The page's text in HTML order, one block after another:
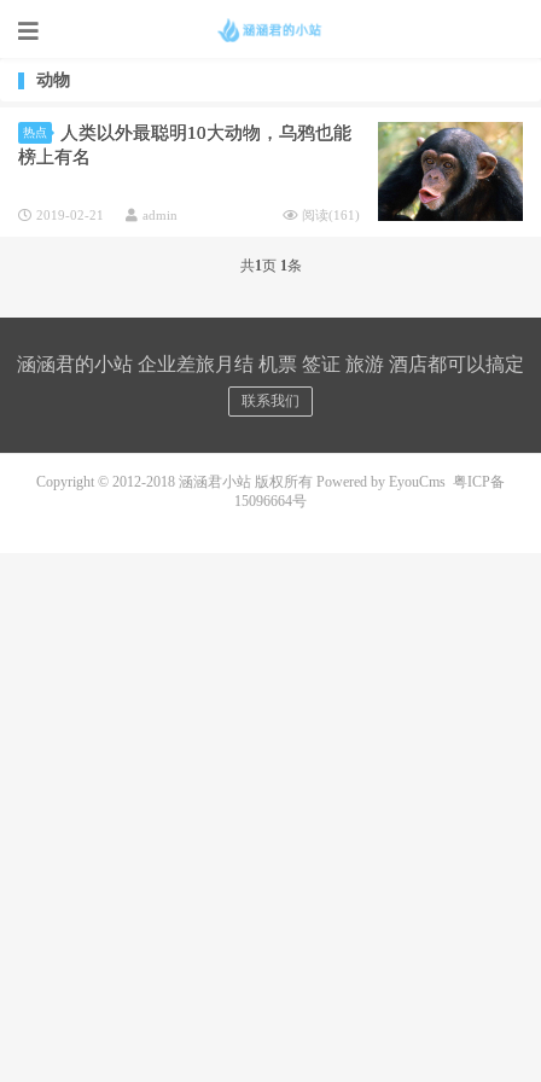
动物
热点
人类以外最聪明10大动物，乌鸦也能
榜上有名
2019-02-21 admin 阅读(161 )
共1页 1条
涵涵君的小站 企业差旅月结 机票 签证 旅游 酒店都可以搞定
联系我们
Copyright © 2012-2018 涵涵君小站 版权所有 Powered by EyouCms 粤ICP备
15096664号